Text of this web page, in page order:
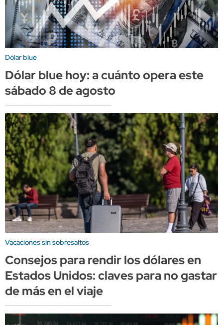
Dólar blue
Dólar blue hoy: a cuánto opera este
sábado 8 de agosto
Vacaciones sin sobresaltos
Consejos para rendir los dólares en
Estados Unidos: claves para no gastar
de más en el viaje